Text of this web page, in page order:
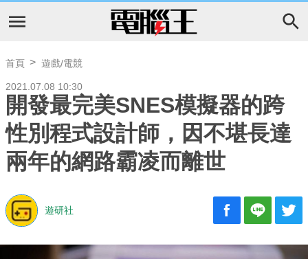
首頁 遊戲/電競
2021.07.08 10:30
開發最完美SNES模擬器的跨
性別程式設計師，因不堪長達
兩年的網路霸凌而離世
遊研社